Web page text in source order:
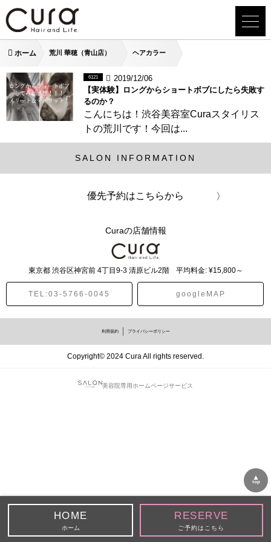
ホーム 荒川 華穂（青山店） ヘアカラー
6121
2019/12/06
【実体験】ロングからショートボブにしたら失敗す
るのか？
こんにちは！渋谷美容室Curaスタイリス
トの荒川です！今回は...
SALON INFORMATION
優先予約はこちらから
Curaの店舗情報
東京都 渋谷区神宮前 4丁目9-3 清原ビル2階 平均料金: ¥15,800～
TEL:03-5766-0045 googleMAP
利用規約 プライバシーポリシー
Copyright© 2024 Cura All rights reserved.
美容院専用ホームページサービス
▲
top
ホーム